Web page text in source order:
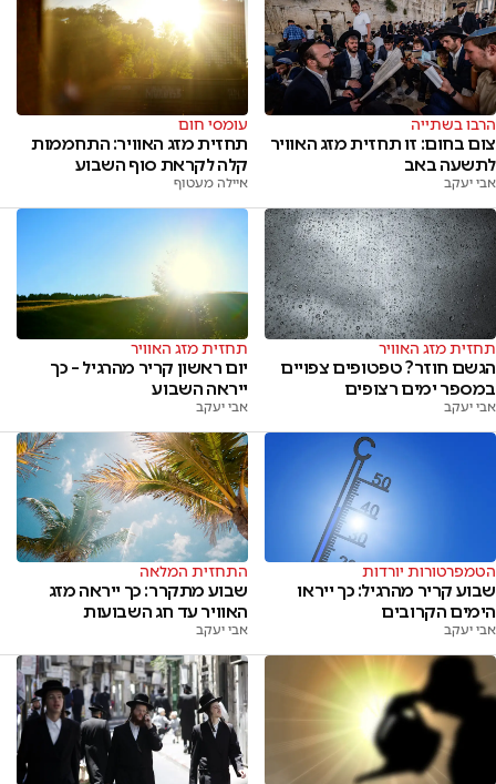
הרבו בשתייה
צום בחום: זו תחזית מזג האוויר
לתשעה באב
אבי יעקב
עומסי חום
תחזית מזג האוויר: התחממות
קלה לקראת סוף השבוע
איילה מעטוף
תחזית מזג האוויר
הגשם חוזר? טפטופים צפויים
במספר ימים רצופים
אבי יעקב
תחזית מזג האוויר
יום ראשון קריר מהרגיל – כך
ייראה השבוע
אבי יעקב
הטמפרטורות יורדות
שבוע קריר מהרגיל: כך ייראו
הימים הקרובים
אבי יעקב
התחזית המלאה
שבוע מתקרר: כך ייראה מזג
האוויר עד חג השבועות
אבי יעקב